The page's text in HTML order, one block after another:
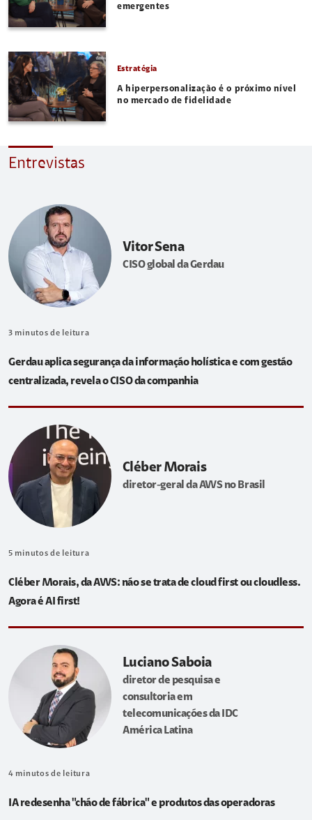
emergentes
Estratégia
A hiperpersonalização é o próximo nível
no mercado de fidelidade
Entrevistas
Vitor Sena
CISO global da Gerdau
3 minutos de leitura
Gerdau aplica segurança da informação holística e com gestão
centralizada, revela o CISO da companhia
Cléber Morais
diretor-geral da AWS no Brasil
5 minutos de leitura
Cléber Morais, da AWS: não se trata de cloud first ou cloudless.
Agora é AI first!
Luciano Saboia
diretor de pesquisa e
consultoria em
telecomunicações da IDC
América Latina
4 minutos de leitura
IA redesenha "chão de fábrica" e produtos das operadoras